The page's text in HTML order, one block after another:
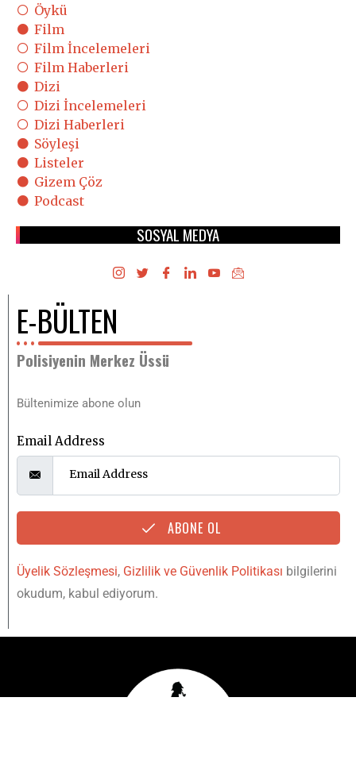
Öykü
Film
Film İncelemeleri
Film Haberleri
Dizi
Dizi İncelemeleri
Dizi Haberleri
Söyleşi
Listeler
Gizem Çöz
Podcast
SOSYAL MEDYA
E-BÜLTEN
Polisiyenin Merkez Üssü
Bültenimize abone olun
Email Address
ABONE OL
Üyelik Sözleşmesi, Gizlilik ve Güvenlik Politikası bilgilerini
okudum, kabul ediyorum.